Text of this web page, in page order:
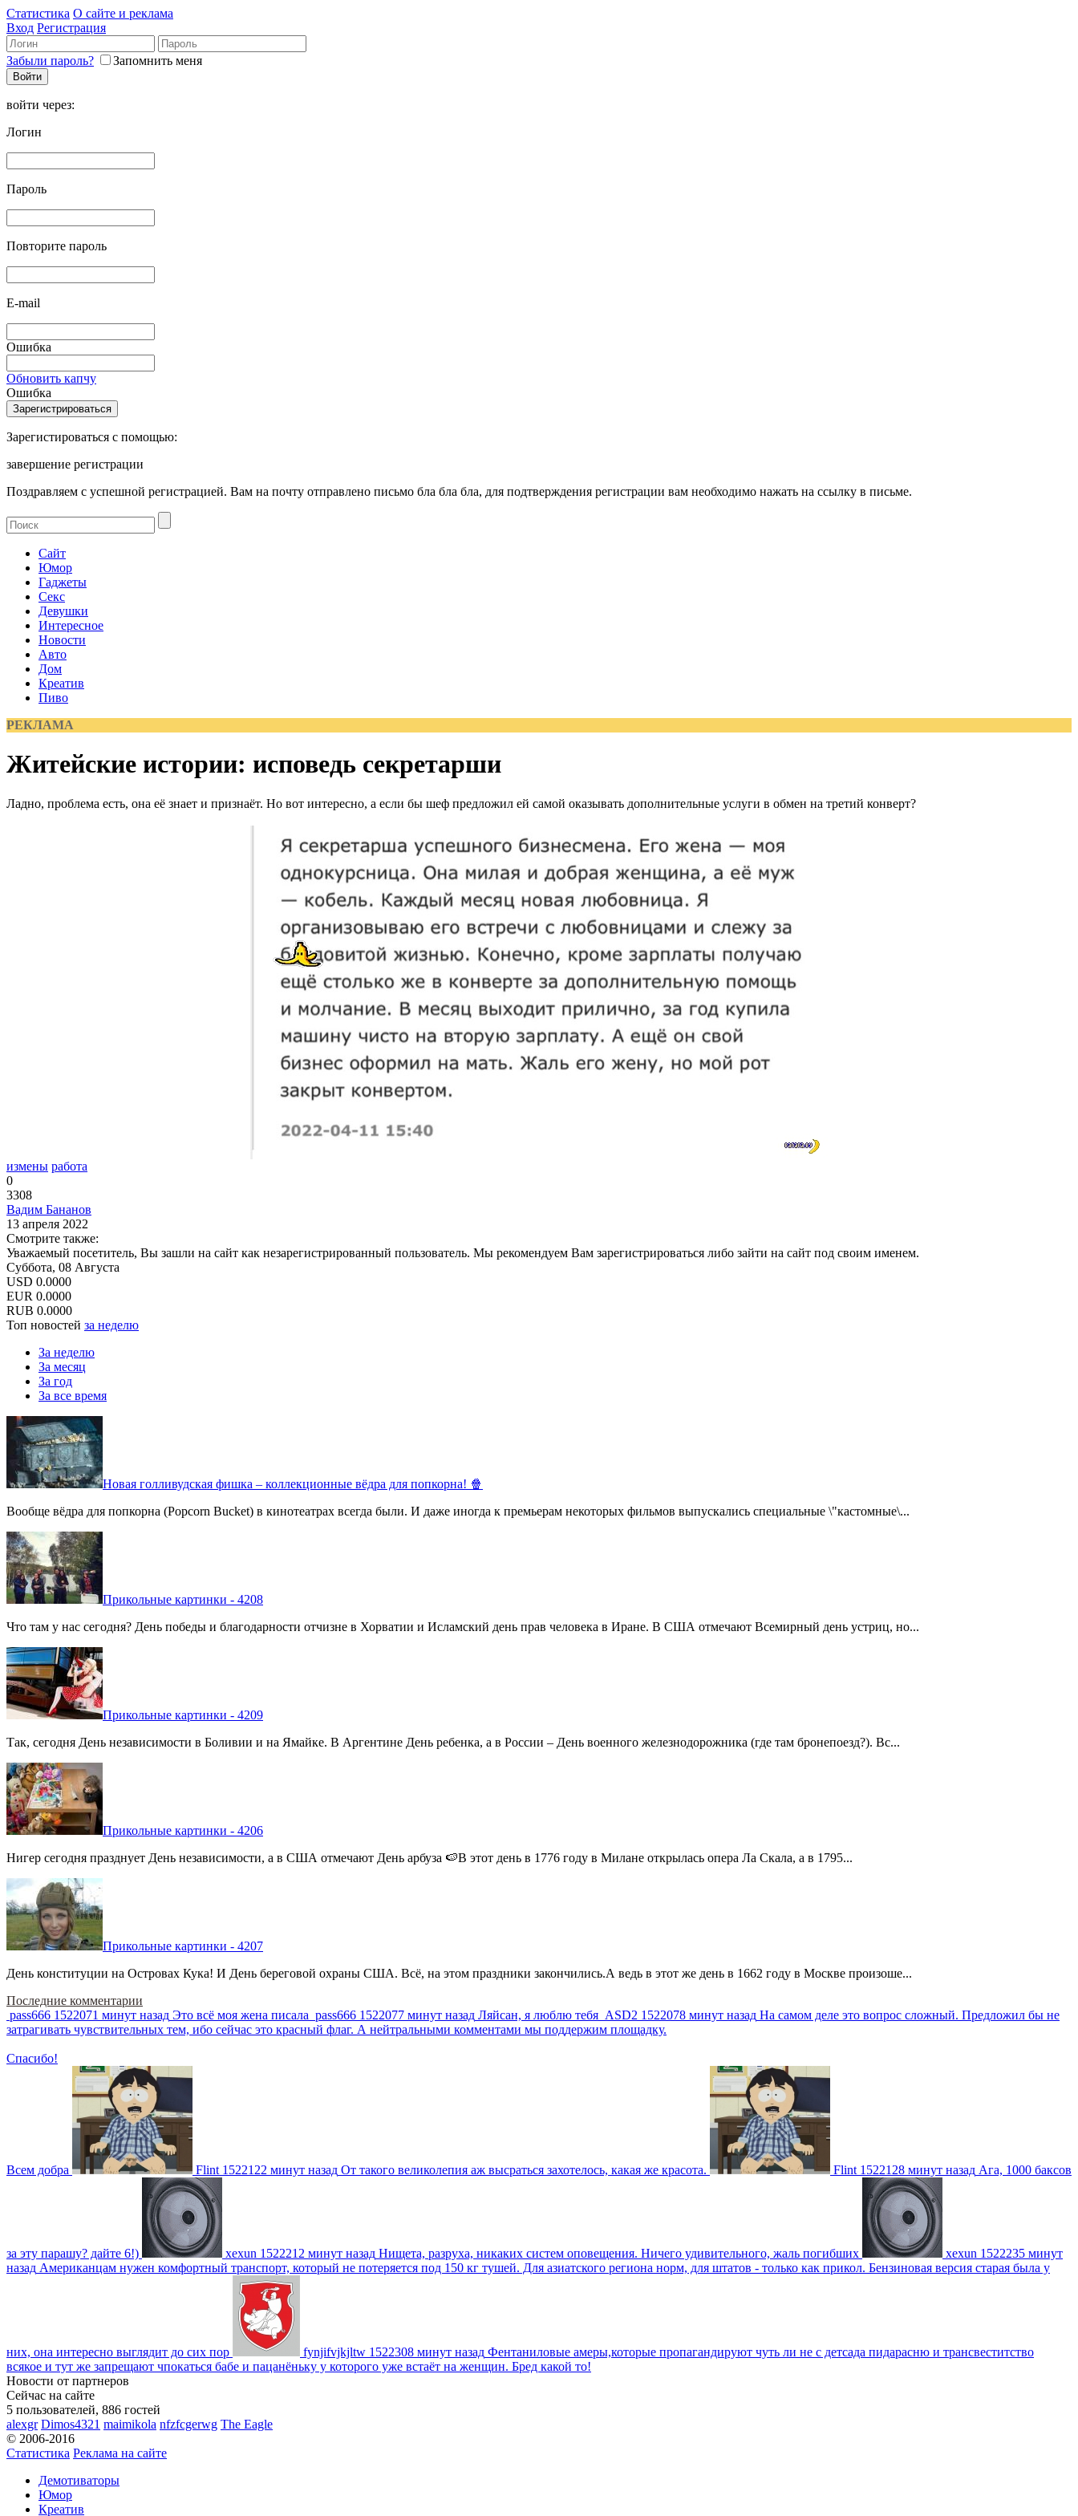
Статистика О сайте и реклама
Вход Регистрация
Забыли пароль? Запомнить меня
войти через:
Логин
Пароль
Повторите пароль
E-mail
Ошибка
Обновить капчу
Ошибка
Зарегистироваться с помощью:
завершение регистрации
Поздравляем с успешной регистрацией. Вам на почту отправлено письмо бла бла бла, для подтверждения регистрации вам необходимо нажать на ссылку в письме.
Сайт
Юмор
Гаджеты
Секс
Девушки
Интересное
Новости
Авто
Дом
Креатив
Пиво
РЕКЛАМА
Житейские истории: исповедь секретарши
Ладно, проблема есть, она её знает и признаёт. Но вот интересно, а если бы шеф предложил ей самой оказывать дополнительные услуги в обмен на третий конверт?
измены работа
0
3308
Вадим Бананов
13 апреля 2022
Смотрите также:
Уважаемый посетитель, Вы зашли на сайт как незарегистрированный пользователь. Мы рекомендуем Вам зарегистрироваться либо зайти на сайт под своим именем.
Суббота, 08 Августа
USD 0.0000
EUR 0.0000
RUB 0.0000
Топ новостей за неделю
За неделю
За месяц
За год
За все время
Новая голливудская фишка – коллекционные вёдра для попкорна! 🍿
Вообще вёдра для попкорна (Popcorn Bucket) в кинотеатрах всегда были. И даже иногда к премьерам некоторых фильмов выпускались специальные \"кастомные\...
Прикольные картинки - 4208
Что там у нас сегодня? День победы и благодарности отчизне в Хорватии и Исламский день прав человека в Иране. В США отмечают Всемирный день устриц, но...
Прикольные картинки - 4209
Так, сегодня День независимости в Боливии и на Ямайке. В Аргентине День ребенка, а в России – День военного железнодорожника (где там бронепоезд?). Вс...
Прикольные картинки - 4206
Нигер сегодня празднует День независимости, а в США отмечают День арбуза 🍉В этот день в 1776 году в Милане открылась опера Ла Скала, а в 1795...
Прикольные картинки - 4207
День конституции на Островах Кука! И День береговой охраны США. Всё, на этом праздники закончились.А ведь в этот же день в 1662 году в Москве произоше...
Последние комментарии
pass666 1522071 минут назад Это всё моя жена писала pass666 1522077 минут назад Ляйсан, я люблю тебя ASD2 1522078 минут назад На самом деле это вопрос сложный. Предложил бы не
затрагивать чувствительных тем, ибо сейчас это красный флаг. А нейтральными комментами мы поддержим площадку.
Спасибо!
Всем добра Flint 1522122 минут назад От такого великолепия аж высраться захотелось, какая же красота. Flint 1522128 минут назад Ага, 1000 баксов
за эту парашу? дайте 6!) xexun 1522212 минут назад Нищета, разруха, никаких систем оповещения. Ничего удивительного, жаль погибших xexun 1522235 минут
назад Американцам нужен комфортный транспорт, который не потеряется под 150 кг тушей. Для азиатского региона норм, для штатов - только как прикол. Бензиновая версия старая была у
них, она интересно выглядит до сих пор fynjifvjkjltw 1522308 минут назад Фентаниловые амеры,которые пропагандируют чуть ли не с детсада пидарасню и трансвеститство
всякое и тут же запрещают чпокаться бабе и пацанёньку у которого уже встаёт на женщин. Бред какой то!
Новости от партнеров
Сейчас на сайте
5 пользователей, 886 гостей
alexgr Dimos4321 maimikola nfzfcgerwg The Eagle
© 2006-2016
Статистика Реклама на сайте
Демотиваторы
Юмор
Креатив